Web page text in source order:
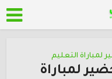
لمباراة التعليم
لمباراة